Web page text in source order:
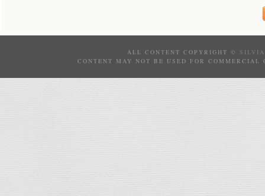
ALL CONTENT COPYRIGHT ©
CONTENT MAY NOT BE USED FOR COMMERCIAL